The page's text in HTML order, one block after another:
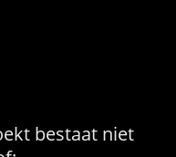
bestaat niet